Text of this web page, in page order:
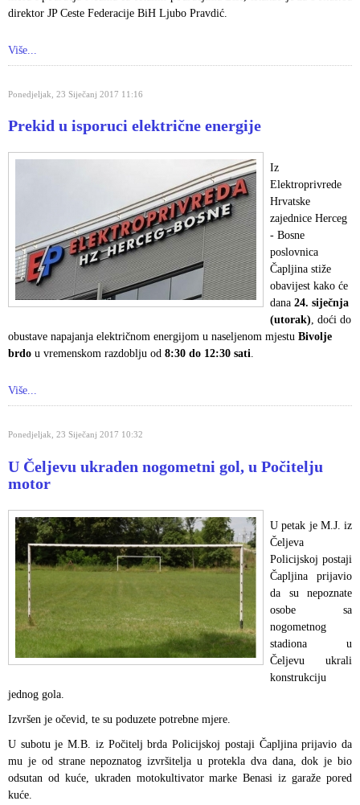
direktor JP Ceste Federacije BiH Ljubo Pravdić.
Više...
Ponedjeljak, 23 Siječanj 2017 11:16
Prekid u isporuci električne energije
Iz
Elektroprivrede
Hrvatske
zajednice Herceg
- Bosne
poslovnica
Čapljina stiže
obavijest kako će
dana 24. siječnja
(utorak), doći do
obustave napajanja električnom energijom u naseljenom mjestu Bivolje
brdo u vremenskom razdoblju od 8:30 do 12:30 sati.
Više...
Ponedjeljak, 23 Siječanj 2017 10:32
U Čeljevu ukraden nogometni gol, u Počitelju
motor
U petak je M.J. iz
Čeljeva
Policijskoj postaji
Čapljina prijavio
da su nepoznate
osobe sa
nogometnog
stadiona u
Čeljevu ukrali
konstrukciju
jednog gola.
Izvršen je očevid, te su poduzete potrebne mjere.
U subotu je M.B. iz Počitelj brda Policijskoj postaji Čapljina prijavio da
mu je od strane nepoznatog izvršitelja u protekla dva dana, dok je bio
odsutan od kuće, ukraden motokultivator marke Benasi iz garaže pored
kuće.